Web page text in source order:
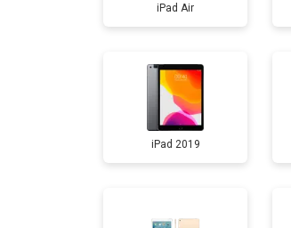
Замена кнопки Home
iPad Air
iPad 2019